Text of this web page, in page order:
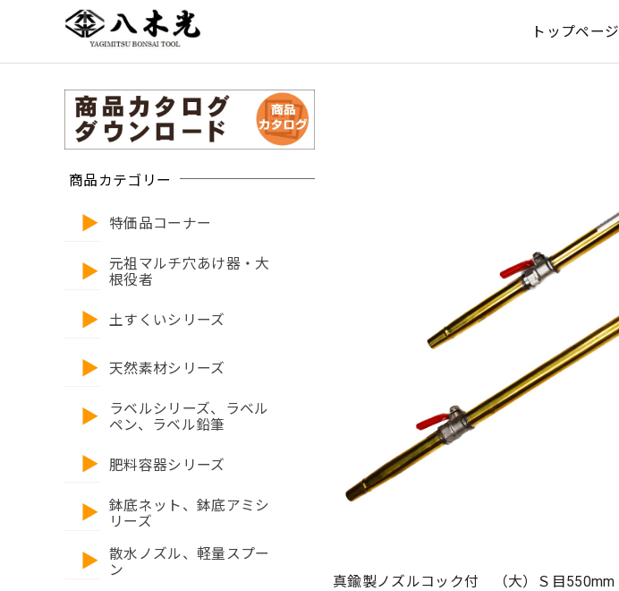
トップページ
商品カテゴリー
特価品コーナー
元祖マルチ穴あけ器・大
根役者
土すくいシリーズ
天然素材シリーズ
ラベルシリーズ、ラベル
ペン、ラベル鉛筆
肥料容器シリーズ
鉢底ネット、鉢底アミシ
リーズ
散水ノズル、軽量スプー
ン
真鍮製ノズルコック付 （大）Ｓ目550mm